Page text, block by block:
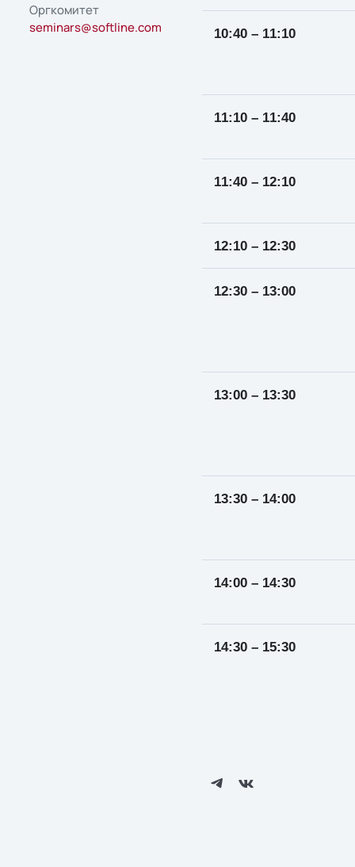
Оргкомитет
seminars@softline.com
10:40 – 11:10
11:10 – 11:40
11:40 – 12:10
12:10 – 12:30
12:30 – 13:00
13:00 – 13:30
13:30 – 14:00
14:00 – 14:30
14:30 – 15:30